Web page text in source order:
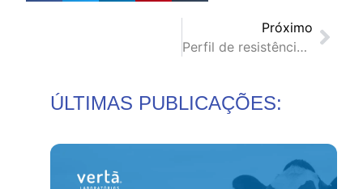
Próximo
Perfil de resistência à antibióticos de sorotipos de Streptococcus suis associados a diferentes quadros clínicos
ÚLTIMAS PUBLICAÇÕES: